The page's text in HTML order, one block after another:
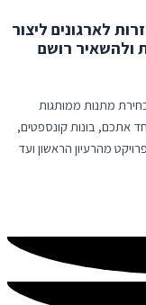
לארגונים ליצור
ולהשאיר רושם
מתנות ממותגות
אתכם, בונות קונספטים,
מהרעיון הראשון ועד